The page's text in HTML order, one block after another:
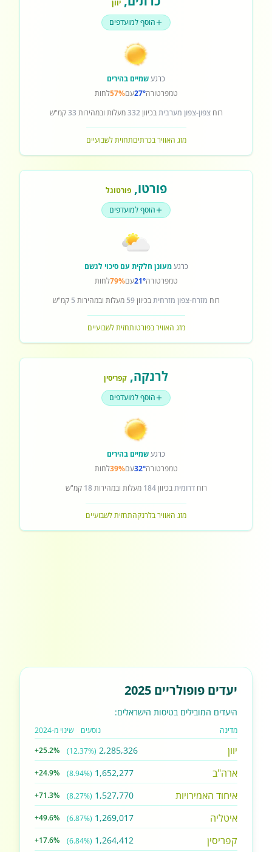
יוון
הוסף למועדפים
כרגעשמיים בהירים
טמפרטורה27°עם57%לחות
רוחצפון-צפון מערביתבכיוון332מעלות ובמהירות 33קמ"ש
מזג האוויר בכרתיםתחזית לשבועיים
פורטו,פורטוגל
הוסף למועדפים
כרגעמעונן חלקית עם סיכוי לגשם
טמפרטורה21°עם79%לחות
רוח מזרח-צפון מזרחיתבכיוון59 מעלות ובמהירות 5 קמ"ש
מזג האוויר בפורטותחזית לשבועיים
לרנקה, קפריסין
הוסף למועדפים
כרגעשמיים בהירים
טמפרטורה32°עם39%לחות
רוחדרומיתבכיוון184 מעלות ובמהירות18 קמ"ש
מזג האוויר בלרנקהתחזית לשבועיים
יעדים פופולריים 2025
היעדים המובילים בטיסות הישראלים:
מדינה נוסעים שינוי מ-2024
יוון 2,285,326
(12.37%)
+25.2%
ארה"ב 1,652,277
(8.94%)
+24.9%
איחוד האמירויות 1,527,770
(8.27%)
+71.3%
איטליה 1,269,017
(6.87%)
+49.6%
קפריסין 1,264,412
(6.84%)
+17.6%